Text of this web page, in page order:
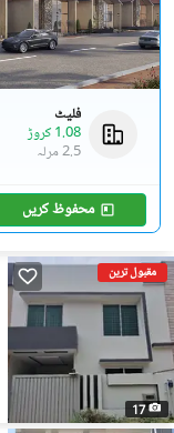
فلیٹ
1.08 کروڑ
2.5 مرلہ
محفوظ کریں
مقبول ترین
17